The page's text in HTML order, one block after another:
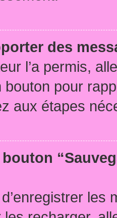
des
l’a permis,
bouton pour
aux étapes